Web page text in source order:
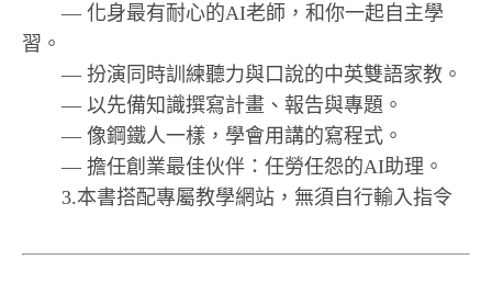
— 化身最有耐心的AI老師，和你一起自主學
習。
— 扮演同時訓練聽力與口說的中英雙語家教。
— 以先備知識撰寫計畫、報告與專題。
— 像鋼鐵人一樣，學會用講的寫程式。
— 擔任創業最佳伙伴：任勞任怨的AI助理。
3.本書搭配專屬教學網站，無須自行輸入指令